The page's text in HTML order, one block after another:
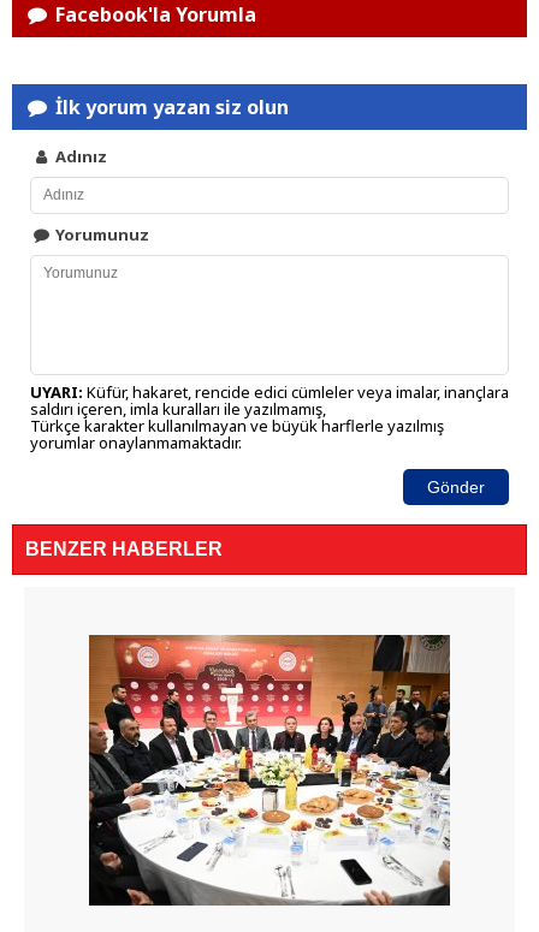
Facebook'la Yorumla
İlk yorum yazan siz olun
Adınız
Yorumunuz
UYARI: Küfür, hakaret, rencide edici cümleler veya imalar, inançlara
saldırı içeren, imla kuralları ile yazılmamış,
Türkçe karakter kullanılmayan ve büyük harflerle yazılmış
yorumlar onaylanmamaktadır.
Gönder
BENZER HABERLER